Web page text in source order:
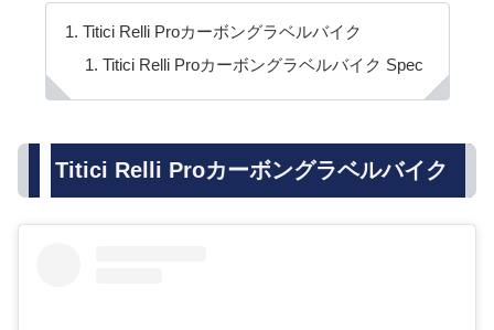
Titici Relli Proカーボングラベルバイク
Titici Relli Proカーボングラベルバイク Spec
Titici Relli Proカーボングラベルバイク